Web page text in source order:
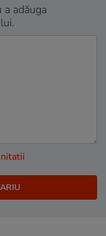
a adăuga